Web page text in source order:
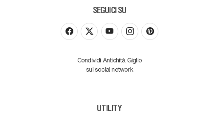
SEGUICI SU
Condividi Antichità Giglio
sui social network
UTILITY